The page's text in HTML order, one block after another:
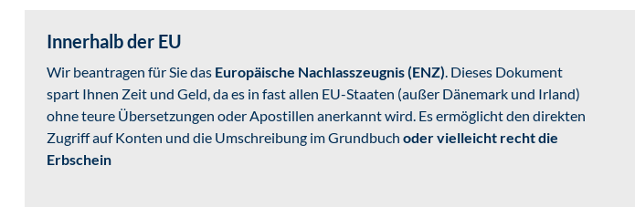
Innerhalb der EU
Wir beantragen für Sie das Europäische Nachlasszeugnis (ENZ). Dieses Dokument
spart Ihnen Zeit und Geld, da es in fast allen EU-Staaten (außer Dänemark und Irland)
ohne teure Übersetzungen oder Apostillen anerkannt wird. Es ermöglicht den direkten
Zugriff auf Konten und die Umschreibung im Grundbuch oder vielleicht recht die
Erbschein